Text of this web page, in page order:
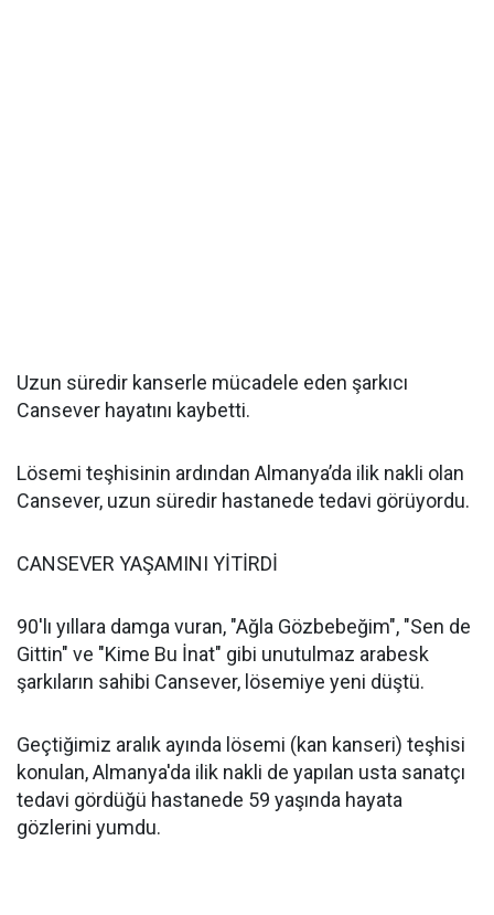
Uzun süredir kanserle mücadele eden şarkıcı
Cansever hayatını kaybetti.
Lösemi teşhisinin ardından Almanya’da ilik nakli olan
Cansever, uzun süredir hastanede tedavi görüyordu.
CANSEVER YAŞAMINI YİTİRDİ
90'lı yıllara damga vuran, "Ağla Gözbebeğim", "Sen de
Gittin" ve "Kime Bu İnat" gibi unutulmaz arabesk
şarkıların sahibi Cansever, lösemiye yeni düştü.
Geçtiğimiz aralık ayında lösemi (kan kanseri) teşhisi
konulan, Almanya'da ilik nakli de yapılan usta sanatçı
tedavi gördüğü hastanede 59 yaşında hayata
gözlerini yumdu.